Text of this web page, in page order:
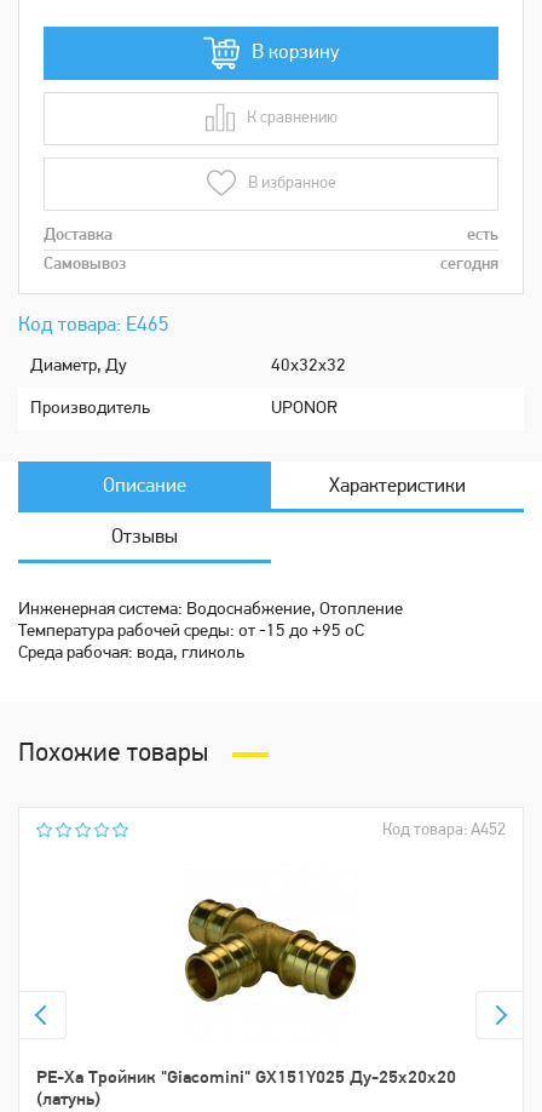
Код товара: Е465
Диаметр, Ду 40х32х32
Производитель UPONOR
В корзину
К сравнению
В сравнении
В избранное
Доставка
есть
Самовывоз
сегодня
Описание Характеристики
Отзывы
Инженерная система: Водоснабжение, Отопление
Температура рабочей среды: от -15 до +95 oC
Среда рабочая: вода, гликоль
Похожие товары
Код товара: А452
РЕ-Ха Тройник "Giacomini" GX151Y025 Ду-25х20х20
(латунь)